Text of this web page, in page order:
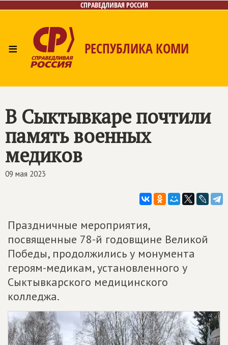
СПРАВЕДЛИВАЯ РОССИЯ
≡ РЕСПУБЛИКА КОМИ
В Сыктывкаре почтили
память военных
медиков
09 мая 2023
Праздничные мероприятия,
посвященные 78-й годовщине Великой
Победы, продолжились у монумента
героям-медикам, установленного у
Сыктывкарского медицинского
колледжа.